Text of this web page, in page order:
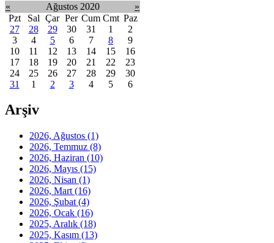
« Ağustos 2020
»
Pzt
Sal Çar Per Cum Cmt Paz
27
28 29 30 31 1
2
3
4 5 6 7 8
9
10
11 12 13 14 15
16
17
18 19 20 21 22
23
24
25 26 27 28 29
30
31
1 2 3 4 5 6
Arşiv
2026, Ağustos (1)
2026, Temmuz (8)
2026, Haziran (10)
2026, Mayıs (15)
2026, Nisan (1)
2026, Mart (16)
2026, Şubat (4)
2026, Ocak (16)
2025, Aralık (18)
2025, Kasım (13)